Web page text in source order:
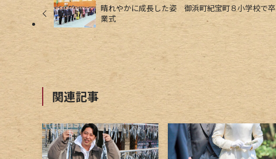
晴れやかに成長した姿 御浜町紀宝町８小学校で卒
業式
関連記事